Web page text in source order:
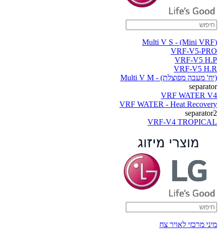
(Multi V S - (Mini VRF
VRF-V5-PRO
VRF-V5 H.P
VRF-V5 H.R
(יח' מעבה מפוצלת) - Multi V M
separator
VRF WATER V4
VRF WATER - Heat Recovery
separator2
VRF-V4 TROPICAL
מיני מרכזי לאויר צח